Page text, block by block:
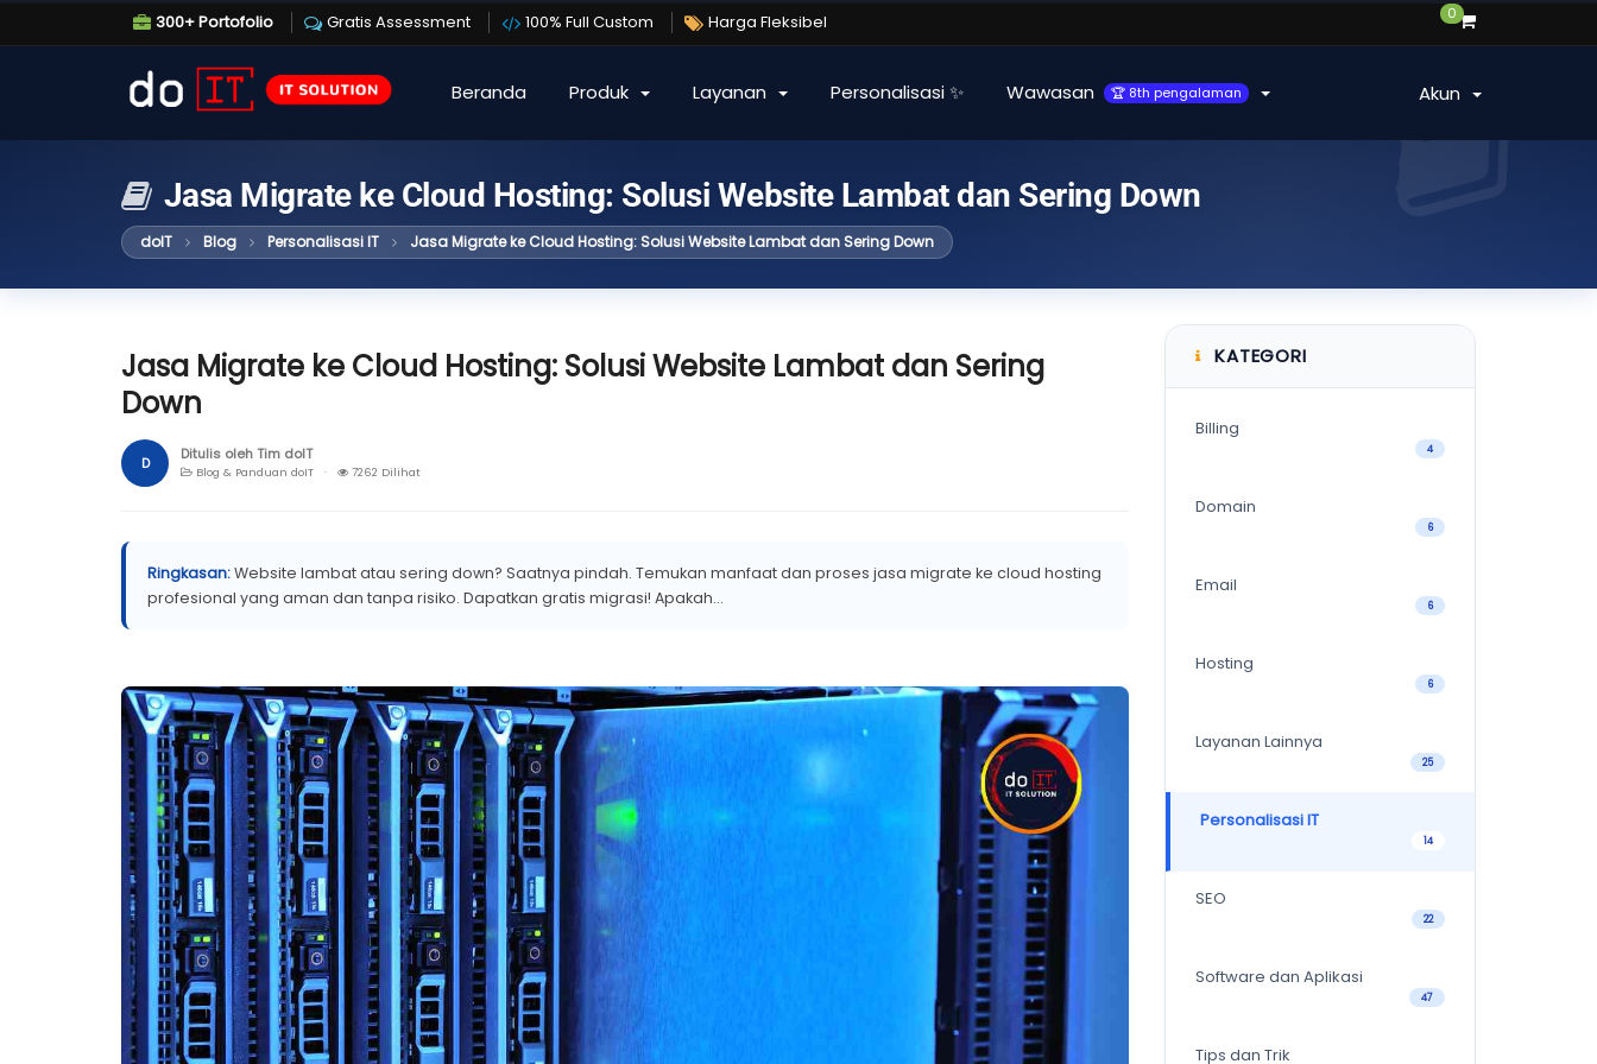
300+ Portofolio Gratis Assessment 100% Full Custom Harga Fleksibel 0
Beranda Produk Layanan Personalisasi ✨ Wawasan 🏆 8th pengalaman Akun
Jasa Migrate ke Cloud Hosting: Solusi Website Lambat dan Sering Down
doIT Blog Personalisasi IT Jasa Migrate ke Cloud Hosting: Solusi Website Lambat dan Sering Down
KATEGORI
Billing
4
Domain
6
Email
6
Hosting
6
Layanan Lainnya
25
Personalisasi IT
14
SEO
22
Software dan Aplikasi
47
Tips dan Trik
Jasa Migrate ke Cloud Hosting: Solusi Website Lambat dan Sering
Down
D Ditulis oleh Tim doIT
Blog & Panduan doIT · 7262 Dilihat
Ringkasan:Website lambat atau sering down? Saatnya pindah. Temukan manfaat dan proses jasa migrate ke cloud hosting
profesional yang aman dan tanpa risiko. Dapatkan gratis migrasi! Apakah...